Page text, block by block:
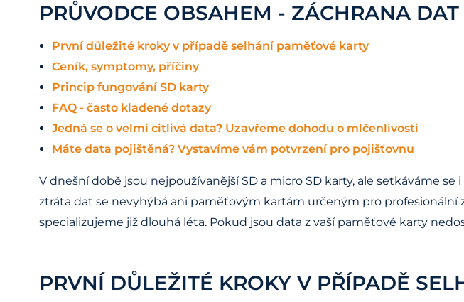
PRŮVODCE OBSAHEM - ZÁCHRANA
První důležité kroky v případě selhání paměťové karty
Ceník, symptomy, příčiny
Princip fungování SD karty
FAQ - často kladené dotazy
Jedná se o velmi citlivá data? Uzavřeme dohodu o mlčenlivosti
Máte data pojištěná? Vystavíme vám potvrzení pro pojišťovnu
V dnešní době jsou nejpoužívanější SD a micro SD karty, ale setkáváme
ztráta dat se nevyhýbá ani paměťovým kartám určeným pro profesionální
specializujeme již dlouhá léta. Pokud jsou data z vaší paměťové karty
PRVNÍ DŮLEŽITÉ KROKY V PŘÍPADĚ